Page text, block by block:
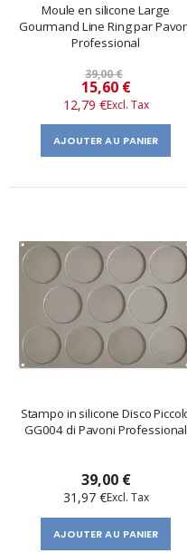
Moule en silicone Large
Gourmand Line Ring par
Professional
39,00 €
Prix
​​
spécial
15,60 €
12,79 €
AJOUTER AU PANIER
Stampo in silicone Disco
GG004 di Pavoni Professional
39,00 €
31,97 €
AJOUTER AU PANIER